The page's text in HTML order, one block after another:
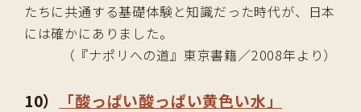
たちに共通する基礎体験と知識だった時代が、日本
には確かにありました。
（『ナポリへの道』東京書籍／2008年より）
10） 「酸っぱい酸っぱい黄色い水」